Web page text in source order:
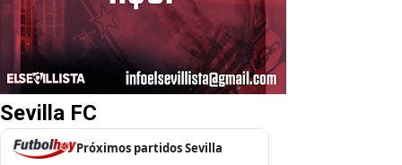
Sevilla FC